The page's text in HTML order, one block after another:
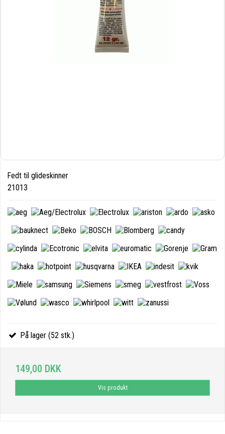
Fedt til glideskinner
21013
På lager (52 stk.)
149,00 DKK
Vis produkt